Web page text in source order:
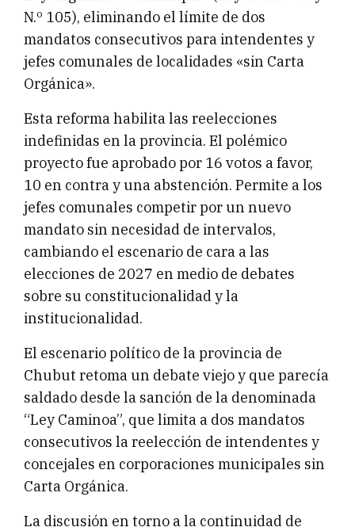
N.º 105), eliminando el límite de dos
mandatos consecutivos para intendentes y
jefes comunales de localidades «sin Carta
Orgánica».
Esta reforma habilita las reelecciones
indefinidas en la provincia. El polémico
proyecto fue aprobado por 16 votos a favor,
10 en contra y una abstención. Permite a los
jefes comunales competir por un nuevo
mandato sin necesidad de intervalos,
cambiando el escenario de cara a las
elecciones de 2027 en medio de debates
sobre su constitucionalidad y la
institucionalidad.
El escenario político de la provincia de
Chubut retoma un debate viejo y que parecía
saldado desde la sanción de la denominada
“Ley Caminoa”, que limita a dos mandatos
consecutivos la reelección de intendentes y
concejales en corporaciones municipales sin
Carta Orgánica.
La discusión en torno a la continuidad de